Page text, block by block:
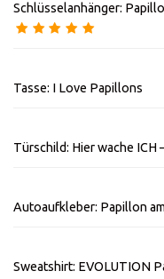
Schlüsselanhänger:
Tasse: I Love Papillons
Türschild: Hier wache ICH
Autoaufkleber: Papillon
Sweatshirt: EVOLUTION